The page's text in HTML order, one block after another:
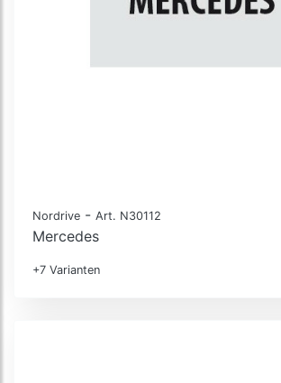
Nordrive - Art. N30112
Mercedes
+7 Varianten